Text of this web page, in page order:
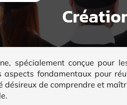
spécialement conçue pour
aspects fondamentaux pour
désireux de comprendre et